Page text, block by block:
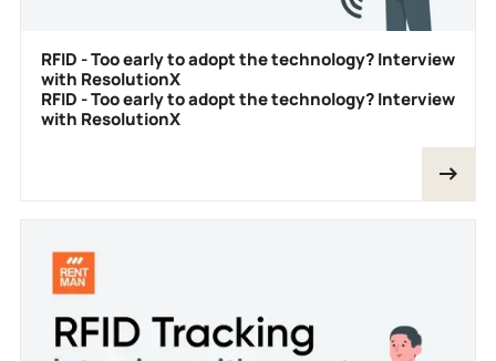
RFID - Too early to adopt the technology? Interview
with ResolutionX
RFID - Too early to adopt the technology? Interview
with ResolutionX